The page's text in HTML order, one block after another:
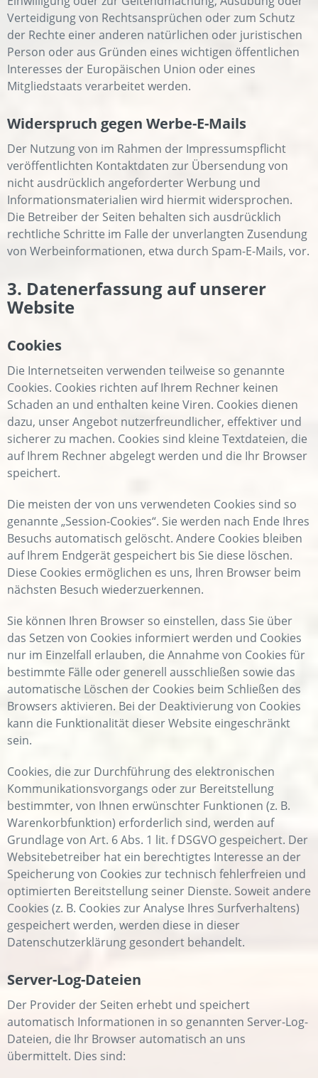
Verteidigung von Rechtsansprüchen oder zum Schutz
der Rechte einer anderen natürlichen oder juristischen
Person oder aus Gründen eines wichtigen öffentlichen
Interesses der Europäischen Union oder eines
Mitgliedstaats verarbeitet werden.
Widerspruch gegen Werbe-E-Mails
Der Nutzung von im Rahmen der Impressumspflicht
veröffentlichten Kontaktdaten zur Übersendung von
nicht ausdrücklich angeforderter Werbung und
Informationsmaterialien wird hiermit widersprochen.
Die Betreiber der Seiten behalten sich ausdrücklich
rechtliche Schritte im Falle der unverlangten Zusendung
von Werbeinformationen, etwa durch Spam-E-Mails, vor.
3. Datenerfassung auf unserer
Website
Cookies
Die Internetseiten verwenden teilweise so genannte
Cookies. Cookies richten auf Ihrem Rechner keinen
Schaden an und enthalten keine Viren. Cookies dienen
dazu, unser Angebot nutzerfreundlicher, effektiver und
sicherer zu machen. Cookies sind kleine Textdateien, die
auf Ihrem Rechner abgelegt werden und die Ihr Browser
speichert.
Die meisten der von uns verwendeten Cookies sind so
genannte „Session-Cookies“. Sie werden nach Ende Ihres
Besuchs automatisch gelöscht. Andere Cookies bleiben
auf Ihrem Endgerät gespeichert bis Sie diese löschen.
Diese Cookies ermöglichen es uns, Ihren Browser beim
nächsten Besuch wiederzuerkennen.
Sie können Ihren Browser so einstellen, dass Sie über
das Setzen von Cookies informiert werden und Cookies
nur im Einzelfall erlauben, die Annahme von Cookies für
bestimmte Fälle oder generell ausschließen sowie das
automatische Löschen der Cookies beim Schließen des
Browsers aktivieren. Bei der Deaktivierung von Cookies
kann die Funktionalität dieser Website eingeschränkt
sein.
Cookies, die zur Durchführung des elektronischen
Kommunikationsvorgangs oder zur Bereitstellung
bestimmter, von Ihnen erwünschter Funktionen (z. B.
Warenkorbfunktion) erforderlich sind, werden auf
Grundlage von Art. 6 Abs. 1 lit. f DSGVO gespeichert. Der
Websitebetreiber hat ein berechtigtes Interesse an der
Speicherung von Cookies zur technisch fehlerfreien und
optimierten Bereitstellung seiner Dienste. Soweit andere
Cookies (z. B. Cookies zur Analyse Ihres Surfverhaltens)
gespeichert werden, werden diese in dieser
Datenschutzerklärung gesondert behandelt.
Server-Log-Dateien
Der Provider der Seiten erhebt und speichert
automatisch Informationen in so genannten Server-Log-
Dateien, die Ihr Browser automatisch an uns
übermittelt. Dies sind: